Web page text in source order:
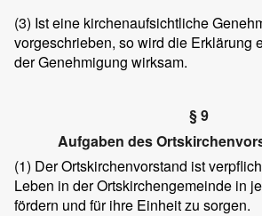
(3) Ist eine kirchenaufsichtliche
vorgeschrieben, so wird die Erklärung
der Genehmigung wirksam.
§ 9
Aufgaben des
(1) Der Ortskirchenvorstand ist
Leben in der Ortskirchengemeinde in
fördern und für ihre Einheit zu sorgen.